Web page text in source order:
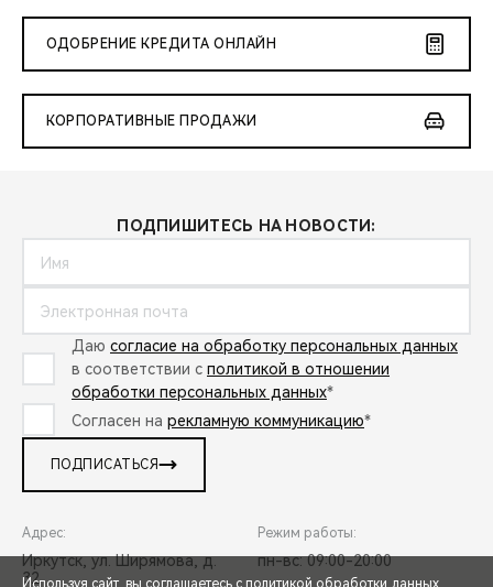
ОДОБРЕНИЕ КРЕДИТА ОНЛАЙН
КОРПОРАТИВНЫЕ ПРОДАЖИ
ПОДПИШИТЕСЬ НА НОВОСТИ:
Даю согласие на обработку персональных данных
в соответствии с политикой в отношении
обработки персональных данных*
Согласен на рекламную коммуникацию*
ПОДПИСАТЬСЯ
Адрес:
Иркутск, ул. Ширямова, д.
32
Режим работы:
пн-вс: 09:00-20:00
Используя сайт, вы соглашаетесь с политикой обработки данных